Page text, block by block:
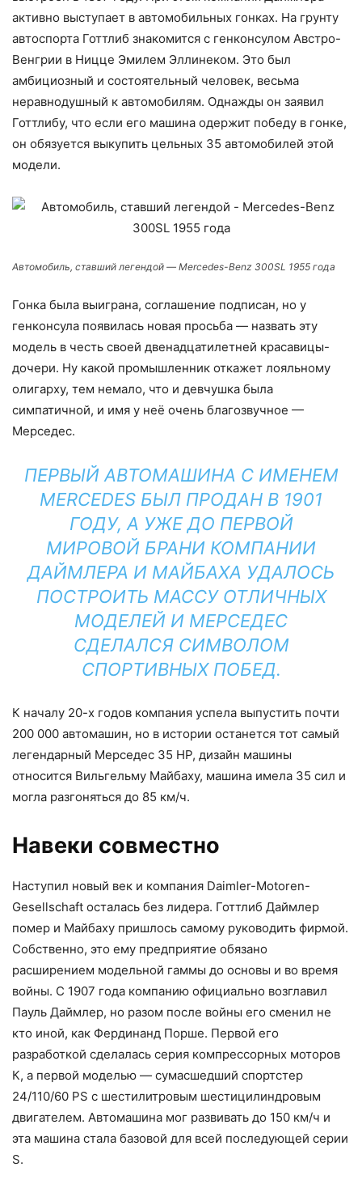
активно выступает в автомобильных гонках. На грунту
автоспорта Готтлиб знакомится с генконсулом Австро-
Венгрии в Ницце Эмилем Эллинеком. Это был
амбициозный и состоятельный человек, весьма
неравнодушный к автомобилям. Однажды он заявил
Готтлибу, что если его машина одержит победу в гонке,
он обязуется выкупить цельных 35 автомобилей этой
модели.
Автомобиль, ставший легендой — Mercedes-Benz 300SL 1955 года
Гонка была выиграна, соглашение подписан, но у
генконсула появилась новая просьба — назвать эту
модель в честь своей двенадцатилетней красавицы-
дочери. Ну какой промышленник откажет лояльному
олигарху, тем немало, что и девчушка была
симпатичной, и имя у неё очень благозвучное —
Мерседес.
ПЕРВЫЙ АВТОМАШИНА С ИМЕНЕМ
MERCEDES БЫЛ ПРОДАН В 1901
ГОДУ, А УЖЕ ДО ПЕРВОЙ
МИРОВОЙ БРАНИ КОМПАНИИ
ДАЙМЛЕРА И МАЙБАХА УДАЛОСЬ
ПОСТРОИТЬ МАССУ ОТЛИЧНЫХ
МОДЕЛЕЙ И МЕРСЕДЕС
СДЕЛАЛСЯ СИМВОЛОМ
СПОРТИВНЫХ ПОБЕД.
К началу 20-х годов компания успела выпустить почти
200 000 автомашин, но в истории останется тот самый
легендарный Мерседес 35 НР, дизайн машины
относится Вильгельму Майбаху, машина имела 35 сил и
могла разгоняться до 85 км/ч.
Навеки совместно
Наступил новый век и компания Daimler-Motoren-
Gesellschaft осталась без лидера. Готтлиб Даймлер
помер и Майбаху пришлось самому руководить фирмой.
Собственно, это ему предприятие обязано
расширением модельной гаммы до основы и во время
войны. С 1907 года компанию официально возглавил
Пауль Даймлер, но разом после войны его сменил не
кто иной, как Фердинанд Порше. Первой его
разработкой сделалась серия компрессорных моторов
К, а первой моделью — сумасшедший спортстер
24/110/60 PS с шестилитровым шестицилиндровым
двигателем. Автомашина мог развивать до 150 км/ч и
эта машина стала базовой для всей последующей серии
S.